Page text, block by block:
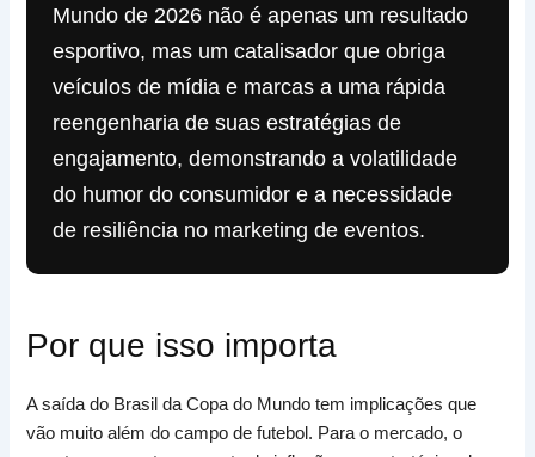
Mundo de 2026 não é apenas um resultado
esportivo, mas um catalisador que obriga
veículos de mídia e marcas a uma rápida
reengenharia de suas estratégias de
engajamento, demonstrando a volatilidade
do humor do consumidor e a necessidade
de resiliência no marketing de eventos.
Por que isso importa
A saída do Brasil da Copa do Mundo tem implicações que
vão muito além do campo de futebol. Para o mercado, o